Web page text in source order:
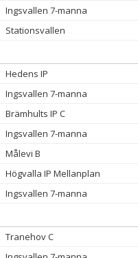
Ingsvallen 7-manna
Stationsvallen
Hedens IP
Ingsvallen 7-manna
Brämhults IP C
Ingsvallen 7-manna
Målevi B
Högvalla IP Mellanplan
Ingsvallen 7-manna
Tranehov C